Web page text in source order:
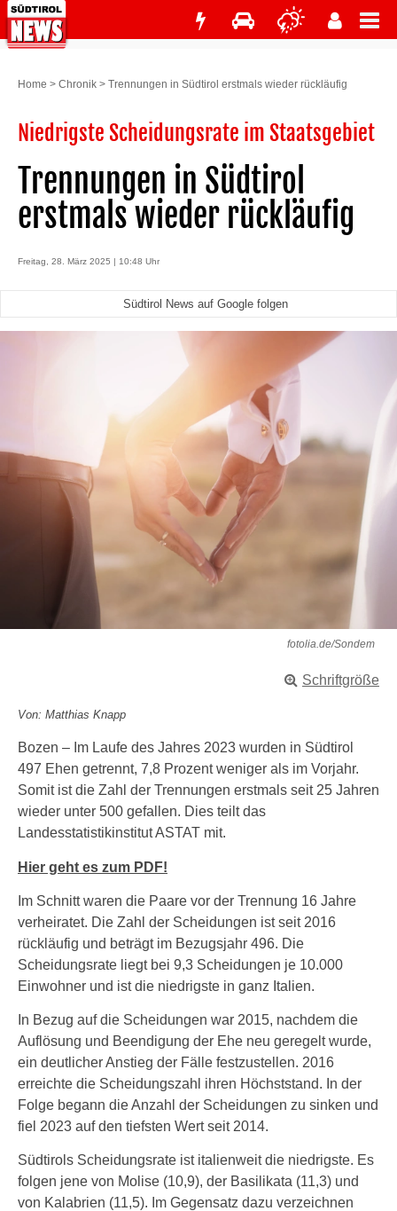
Home > Chronik > Trennungen in Südtirol erstmals wieder rückläufig
Niedrigste Scheidungsrate im Staatsgebiet
Trennungen in Südtirol
erstmals wieder rückläufig
Freitag, 28. März 2025 | 10:48 Uhr
Südtirol News auf Google folgen
fotolia.de/Sondem
Schriftgröße
Von: Matthias Knapp
Bozen – Im Laufe des Jahres 2023 wurden in Südtirol
497 Ehen getrennt, 7,8 Prozent weniger als im Vorjahr.
Somit ist die Zahl der Trennungen erstmals seit 25 Jahren
wieder unter 500 gefallen. Dies teilt das
Landesstatistikinstitut ASTAT mit.
Hier geht es zum PDF!
Im Schnitt waren die Paare vor der Trennung 16 Jahre
verheiratet. Die Zahl der Scheidungen ist seit 2016
rückläufig und beträgt im Bezugsjahr 496. Die
Scheidungsrate liegt bei 9,3 Scheidungen je 10.000
Einwohner und ist die niedrigste in ganz Italien.
In Bezug auf die Scheidungen war 2015, nachdem die
Auflösung und Beendigung der Ehe neu geregelt wurde,
ein deutlicher Anstieg der Fälle festzustellen. 2016
erreichte die Scheidungszahl ihren Höchststand. In der
Folge begann die Anzahl der Scheidungen zu sinken und
fiel 2023 auf den tiefsten Wert seit 2014.
Südtirols Scheidungsrate ist italienweit die niedrigste. Es
folgen jene von Molise (10,9), der Basilikata (11,3) und
von Kalabrien (11,5). Im Gegensatz dazu verzeichnen